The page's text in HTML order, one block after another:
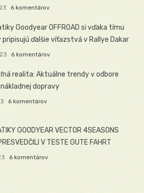
6 komentárov
Goodyear OFFROAD si vďaka tímu
pripisujú ďalšie víťazstvá v Rallye Dakar
6 komentárov
realita: Aktuálne trendy v odbore
dopravy
6 komentárov
GOODYEAR VECTOR 4SEASONS
V TESTE GUTE FAHRT
6 komentárov